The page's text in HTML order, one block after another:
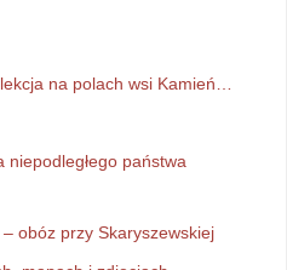
na polach wsi Kamień…
państwa
obóz przy Skaryszewskiej